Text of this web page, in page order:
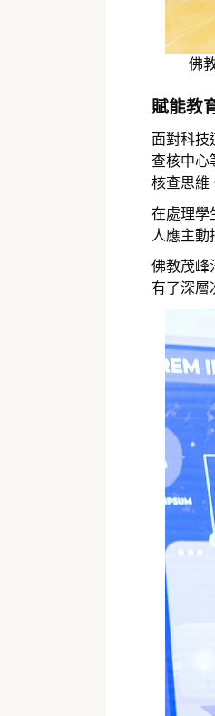
佛
賦能教
面對科技
查核中心
核查思維
在處理學
人應主動
佛教茂峰
有了深層